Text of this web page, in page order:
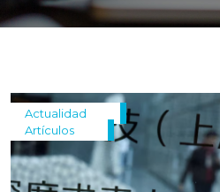
Actualidad
Artículos